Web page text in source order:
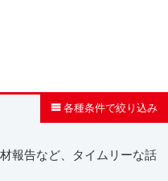
各種条件で絞り込み
報告など、タイムリーな話